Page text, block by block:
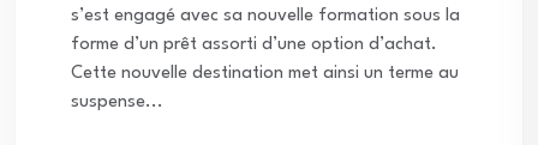
s’est engagé avec sa nouvelle formation sous la
forme d’un prêt assorti d’une option d’achat.
Cette nouvelle destination met ainsi un terme au
suspense...